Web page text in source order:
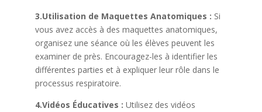
3.Utilisation de Maquettes Anatomiques : Si
vous avez accès à des maquettes anatomiques,
organisez une séance où les élèves peuvent les
examiner de près. Encouragez-les à identifier les
différentes parties et à expliquer leur rôle dans le
processus respiratoire.
4.Vidéos Éducatives : Utilisez des vidéos